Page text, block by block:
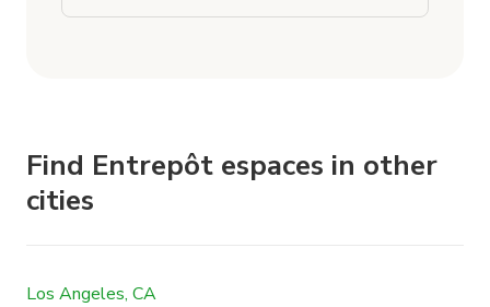
Find Entrepôt espaces in other
cities
Los Angeles, CA